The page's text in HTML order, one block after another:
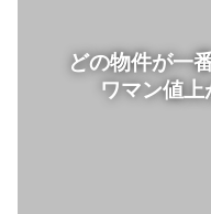
どの物件が一
ワマン値